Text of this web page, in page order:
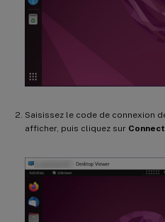
Saisissez le code de connexion
afficher, puis cliquez sur